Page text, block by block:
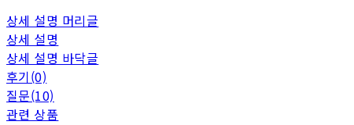
상세 설명 머리글
상세 설명
상세 설명 바닥글
후기(0)
질문(10)
관련 상품